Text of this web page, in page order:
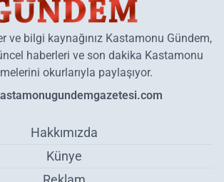
ve bilgi kaynağınız Kastamonu Gündem,
haberleri ve son dakika Kastamonu
okurlarıyla paylaşıyor.
Hakkımızda
Künye